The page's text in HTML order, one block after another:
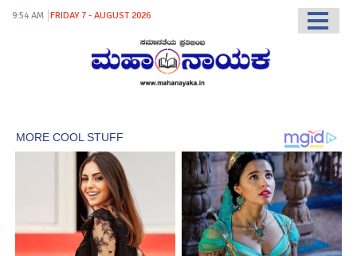
9:54 AM FRIDAY 7 - AUGUST 2026